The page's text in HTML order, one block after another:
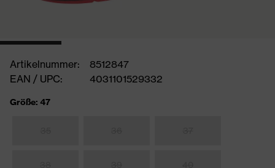
Artikelnummer:
8512847
EAN / UPC:
4031101529332
Größe: 47